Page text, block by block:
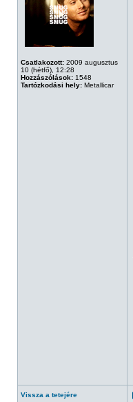
Csatlakozott: 2009 augusztus
10 (hétfő), 12:28
Hozzászólások: 1548
Tartózkodási hely: Metallicar
Vissza a tetejére